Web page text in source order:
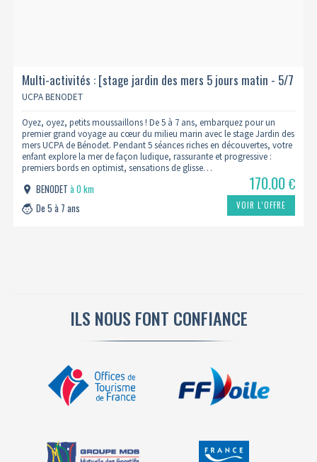
Multi-activités : [stage jardin des mers 5 jours matin - 5/7
ans]
UCPA BENODET
Oyez, oyez, petits moussaillons ! De 5 à 7 ans, embarquez pour un
premier grand voyage au cœur du milieu marin avec le stage Jardin des
mers UCPA de Bénodet. Pendant 5 séances riches en découvertes, votre
enfant explore la mer de façon ludique, rassurante et progressive :
premiers bords en optimist, sensations de glisse…
BENODETà 0 km
De 5 à 7 ans
170.00€
VOIR L’OFFRE
ILS NOUS FONT CONFIANCE